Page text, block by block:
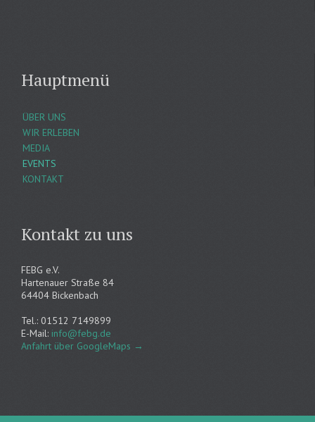
Hauptmenü
ÜBER UNS
WIR ERLEBEN
MEDIA
EVENTS
KONTAKT
Kontakt zu uns
FEBG e.V.
Hartenauer Straße 84
64404 Bickenbach
Tel.: 01512 7149899
E-Mail: info@febg.de
Anfahrt über GoogleMaps →